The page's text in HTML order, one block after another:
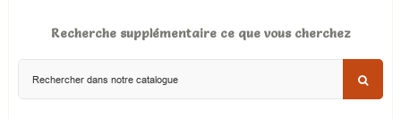
Recherche supplémentaire ce que vous cherchez